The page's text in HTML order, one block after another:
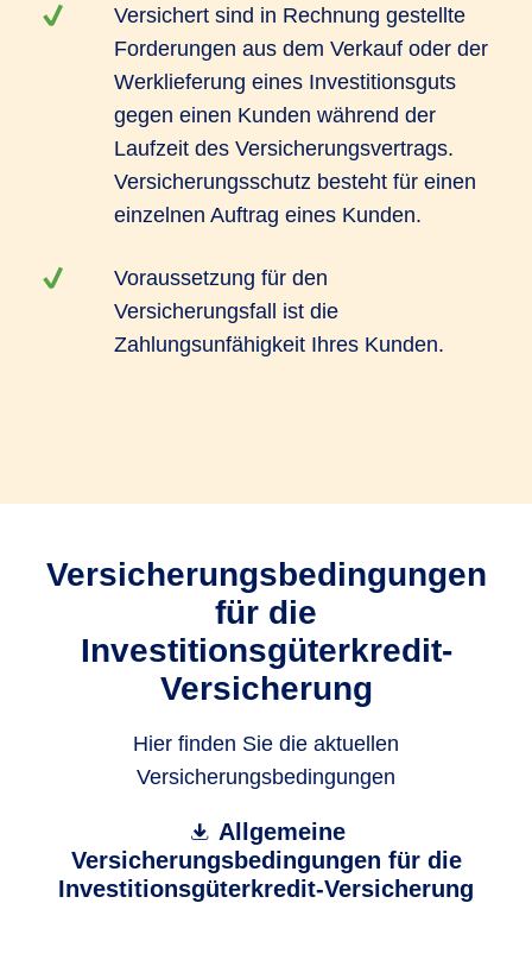
Versichert sind in Rechnung gestellte
Forderungen aus dem Verkauf oder der
Werklieferung eines Investitionsguts
gegen einen Kunden während der
Laufzeit des Versicherungsvertrags.
Versicherungsschutz besteht für einen
einzelnen Auftrag eines Kunden.
Voraussetzung für den
Versicherungsfall ist die
Zahlungsunfähigkeit Ihres Kunden.
Versicherungsbedingungen
für die
Investitionsgüterkredit-
Versicherung
Hier finden Sie die aktuellen
Versicherungsbedingungen
Allgemeine
Versicherungsbedingungen für die
Investitionsgüterkredit-Versicherung